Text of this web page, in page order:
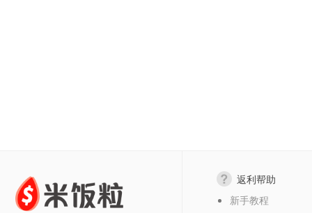
返利帮助
新手教程